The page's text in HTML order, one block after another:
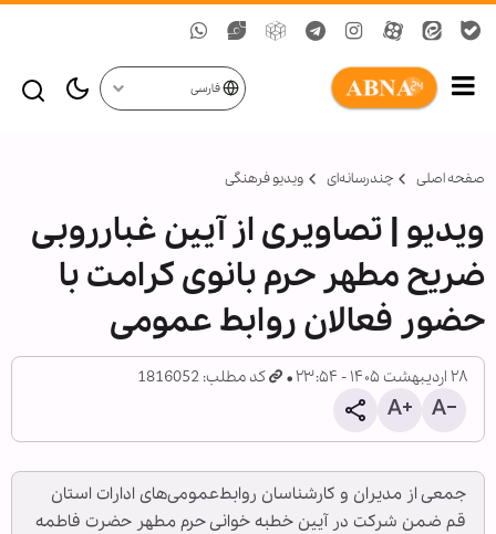
فارسی
صفحه اصلی چندرسانه‌ای ویدیو فرهنگی
ویدیو | تصاویری از آیین غبارروبی
ضریح مطهر حرم بانوی کرامت با
حضور فعالان روابط عمومی
۲۸ اردیبهشت ۱۴۰۵ - ۲۳:۵۴ کد مطلب: 1816052
جمعی از مدیران و کارشناسان روابط‌عمومی‌های ادارات استان
قم ضمن شرکت در آیین خطبه خوانی حرم مطهر حضرت فاطمه